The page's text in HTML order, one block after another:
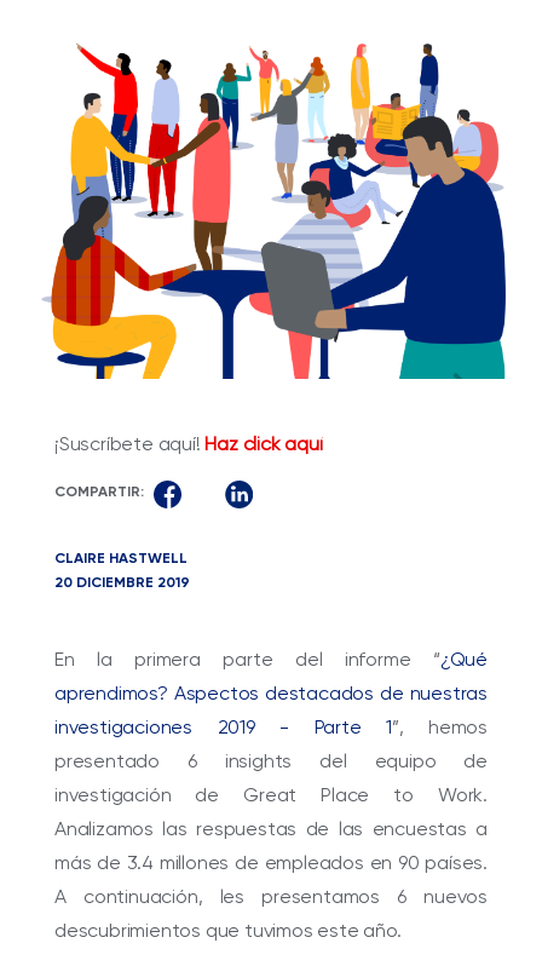
¡Suscríbete aquí! Haz click aquí
COMPARTIR:
CLAIRE HASTWELL
20 DICIEMBRE 2019
En la primera parte del informe “¿Qué
aprendimos? Aspectos destacados de nuestras
investigaciones 2019 - Parte 1”, hemos
presentado 6 insights del equipo de
investigación de Great Place to Work.
Analizamos las respuestas de las encuestas a
más de 3.4 millones de empleados en 90 países.
A continuación, les presentamos 6 nuevos
descubrimientos que tuvimos este año.